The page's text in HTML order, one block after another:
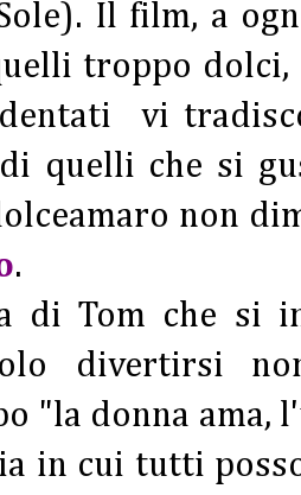
Il film, a
troppo dolci,
vi
quelli che si
non
.
di Tom che si
divertirsi
"la donna ama,
in cui tutti